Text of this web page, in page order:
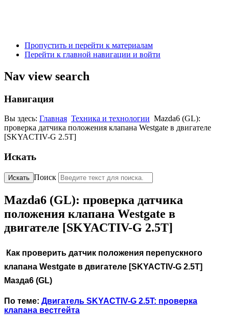
Пропустить и перейти к материалам
Перейти к главной навигации и войти
Nav view search
Навигация
Вы здесь: Главная Техника и технологии Mazda6 (GL):
проверка датчика положения клапана Westgate в двигателе
[SKYACTIV-G 2.5T]
Искать
Искать Поиск
Mazda6 (GL): проверка датчика
положения клапана Westgate в
двигателе [SKYACTIV-G 2.5T]
Как проверить датчик положения перепускного
клапана Westgate в двигателе [SKYACTIV-G 2.5T]
Мазда6 (GL)
По теме: Двигатель SKYACTIV-G 2.5T: проверка
клапана вестгейта